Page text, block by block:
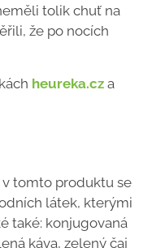
tolik chuť na
že po nocích
heureka.cz a
v tomto produktu se
látek, kterými
také: konjugovaná
káva, zelený čaj